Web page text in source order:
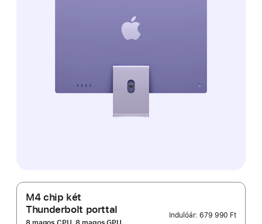
M4 chip két
Thunderbolt porttal
Indulóár:679 990 Ft